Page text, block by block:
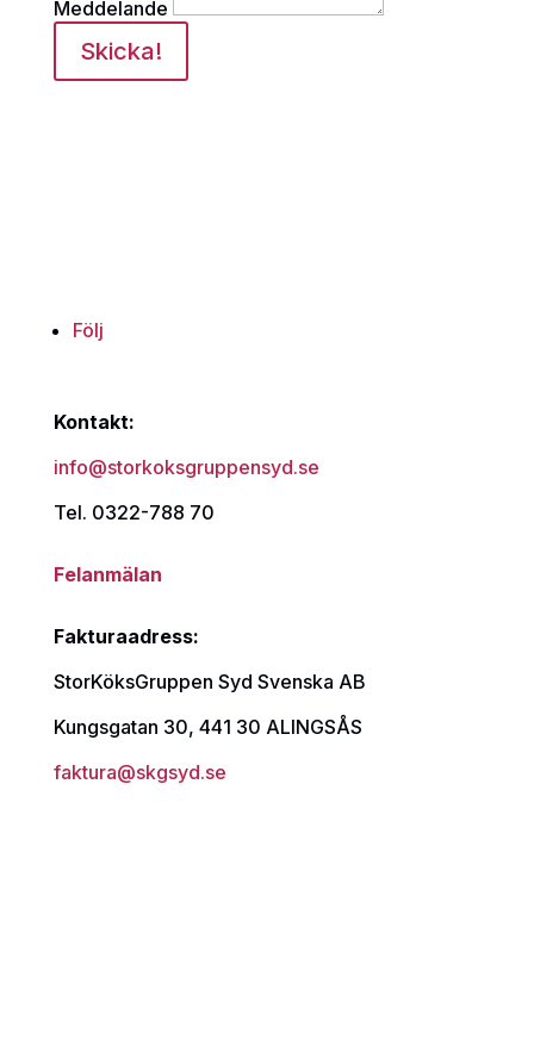
Meddelande
Skicka!
Följ
Kontakt:
info@storkoksgruppensyd.se
Tel. 0322-788 70
Felanmälan
Fakturaadress:
StorKöksGruppen Syd Svenska AB
Kungsgatan 30, 441 30 ALINGSÅS
faktura@skgsyd.se